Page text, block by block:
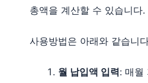
총액을 계산할 수 있습니다.
사용방법은 아래와 같습니
월 납입액 입력: 매월